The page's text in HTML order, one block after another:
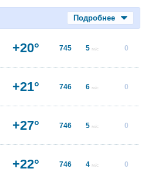
Подробнее
+20° 745 5 м/с 0
+21° 746 6 м/с 0
+27° 746 5 м/с 0
+22° 746 4 м/с 0